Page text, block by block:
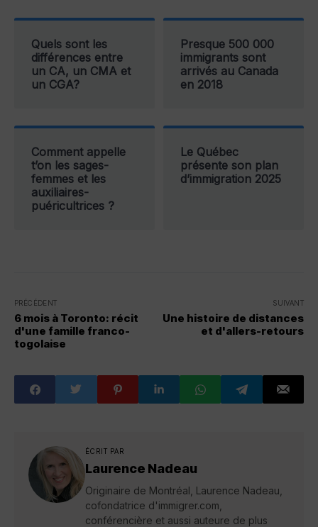
Quels sont les
différences entre
un CA, un CMA et
un CGA?
Presque 500 000
immigrants sont
arrivés au Canada
en 2018
Comment appelle
t’on les sages-
femmes et les
auxiliaires-
puéricultrices ?
Le Québec
présente son plan
d’immigration 2025
PRÉCÉDENT
6 mois à Toronto: récit
d'une famille franco-
togolaise
SUIVANT
Une histoire de distances
et d'allers-retours
ÉCRIT PAR
Laurence Nadeau
Originaire de Montréal, Laurence Nadeau,
cofondatrice d'immigrer.com,
conférencière et aussi auteure de plus